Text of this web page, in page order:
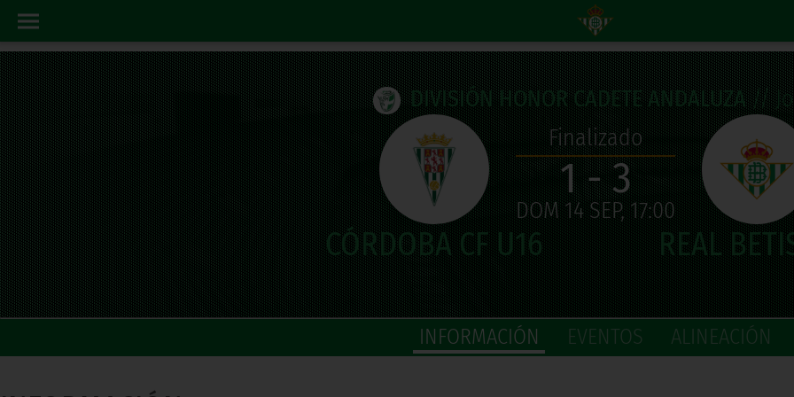
DIVISIÓN HONOR CADETE ANDALUZA//
Finalizado
1 - 3
DOM 14 SEP, 17:00
INFORMACIÓN EVENTOS ALINEACIÓN